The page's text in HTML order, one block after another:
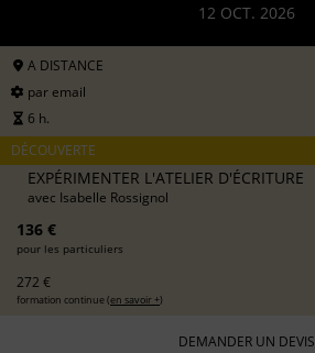
12 OCT. 2026
A DISTANCE
par email
6 h.
DÉCOUVERTE
EXPÉRIMENTER L'ATELIER D'ÉCRITURE
avec Isabelle Rossignol
136 €
pour les particuliers
272 €
formation continue (en savoir +)
DEMANDER UN DEVIS